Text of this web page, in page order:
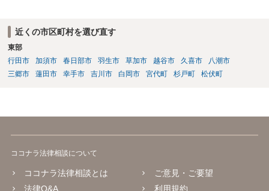
近くの市区町村を選び直す
東部
行田市
加須市 春日部市 羽生市 草加市 越谷市 久喜市
八潮市
三郷市
蓮田市 幸手市 吉川市 白岡市 宮代町 杉戸町 松伏町
ココナラ法律相談について
ココナラ法律相談とは
法律Q&A
ご意見・ご要望
利用規約